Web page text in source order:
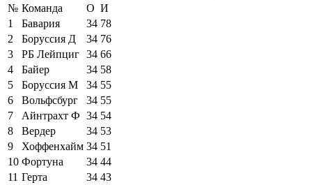
№ Команда О И
1
Бавария 34 78
2
Боруссия Д 34 76
3
РБ Лейпциг 34 66
4
Байер 34 58
5
Боруссия М 34 55
6
Вольфсбург 34 55
7
Айнтрахт Ф 34 54
8
Вердер 34 53
9
Хоффенхайм 34 51
10 Фортуна 34 44
11 Герта 34 43